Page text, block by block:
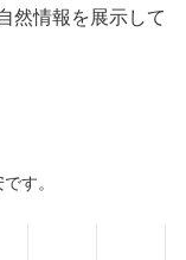
然情報を展示して
す。